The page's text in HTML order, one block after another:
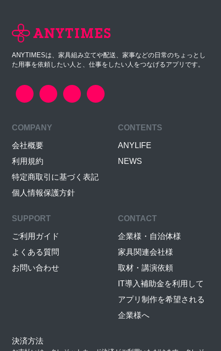
ANYTIMESは、家具組み立てや配送、家事などの日常のちょっとし
た用事を依頼したい人と、仕事をしたい人をつなげるアプリです。
COMPANY
会社概要
利用規約
特定商取引に基づく表記
個人情報保護方針
CONTENTS
ANYLIFE
NEWS
SUPPORT
ご利用ガイド
よくある質問
お問い合わせ
CONTACT
企業様・自治体様
家具関連会社様
取材・講演依頼
IT導入補助金を利用して
アプリ制作を希望される
企業様へ
決済方法